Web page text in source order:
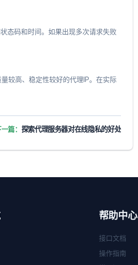
态码和时间。如果出现多次请求失败
较高、稳定性较好的代理IP。在实际
篇： 探索代理服务器对在线隐私的好处
帮助中心
接口文档
操作指南